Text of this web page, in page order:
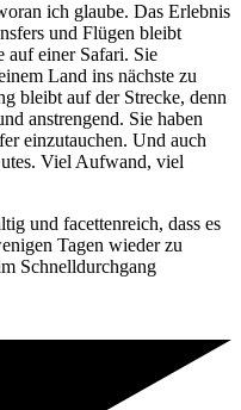
ich glaube. Das Erlebnis
und Flügen bleibt
einer Safari. Sie
Land ins nächste zu
bleibt auf der Strecke, denn
anstrengend. Sie haben
einzutauchen. Und auch
Viel Aufwand, viel
und facettenreich, dass es
Tagen wieder zu
Schnelldurchgang